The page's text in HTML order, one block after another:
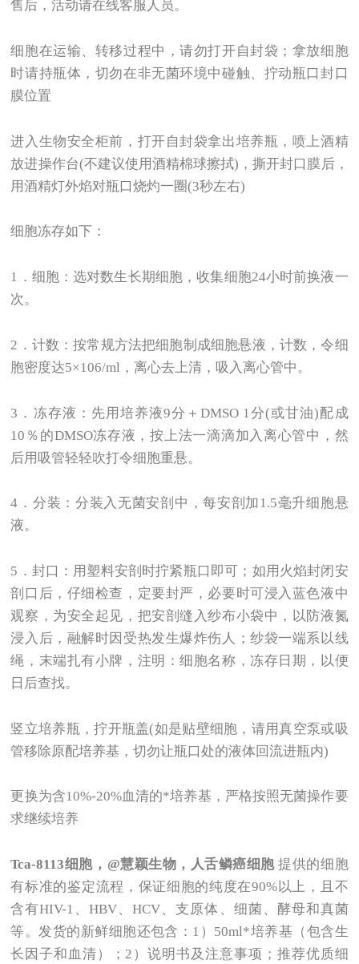
售后，活动请在线客服人员。
细胞在运输、转移过程中，请勿打开自封袋；拿放细胞
时请持瓶体，切勿在非无菌环境中碰触、拧动瓶口封口
膜位置
进入生物安全柜前，打开自封袋拿出培养瓶，喷上酒精
放进操作台(不建议使用酒精棉球擦拭)，撕开封口膜后，
用酒精灯外焰对瓶口烧灼一圈(3秒左右)
细胞冻存如下：
1 ．细胞：选对数生长期细胞，收集细胞24小时前换液一
次。
2 ．计数：按常规方法把细胞制成细胞悬液，计数，令细
胞密度达5×106/ml，离心去上清，吸入离心管中。
3 ．冻存液：先用培养液9分＋DMSO 1分(或甘油)配成
10％的DMSO冻存液，按上法一滴滴加入离心管中，然
后用吸管轻轻吹打令细胞重悬。
4 ．分装：分装入无菌安剖中，每安剖加1.5毫升细胞悬
液。
5 ．封口：用塑料安剖时拧紧瓶口即可；如用火焰封闭安
剖口后，仔细检查，定要封严，必要时可浸入蓝色液中
观察，为安全起见，把安剖缝入纱布小袋中，以防液氮
浸入后，融解时因受热发生爆炸伤人；纱袋一端系以线
绳，末端扎有小牌，注明：细胞名称，冻存日期，以便
日后查找。
竖立培养瓶，拧开瓶盖(如是贴壁细胞，请用真空泵或吸
管移除原配培养基，切勿让瓶口处的液体回流进瓶内)
更换为含10%-20%血清的*培养基，严格按照无菌操作要
求继续培养
Tca-8113细胞，@慧颖生物，人舌鳞癌细胞提供的细胞
有标准的鉴定流程，保证细胞的纯度在90%以上，且不
含有HIV-1、HBV、HCV、支原体、细菌、酵母和真菌
等。发货的新鲜细胞还包含：1）50ml*培养基（包含生
长因子和血清）；2）说明书及注意事项；推荐优质细